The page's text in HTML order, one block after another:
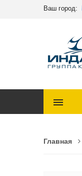
Ваш город:
Главная